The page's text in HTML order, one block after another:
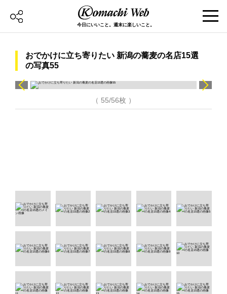
今日にいいこと。週末に楽しいこと。
おでかけに立ち寄りたい 新潟の蕎麦の名店15選
の写真55
（ 55/56枚 ）